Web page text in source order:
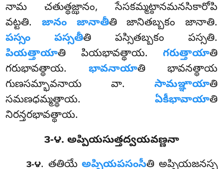
నామ చతుత్థజ్ఝానం, సేసకమ్మట్ఠానమనసికారోపి
వట్టతి. జానం జానాతీతి జానితబ్బకం జానాతి.
పస్సం పస్సతీతి పస్సితబ్బకం పస్సతి.
పియత్తాయాతి పియభావత్థాయ. గరుత్తాయాతి
గరుభావత్థాయ. భావనాయాతి భావనత్థాయ
గుణసమ్భావనాయ వా. సామఞ్ఞాయాతి
సమణధమ్మత్థాయ. ఏకీభావాయాతి
నిరన్తరభావత్థాయ.
౩-౪. అప్పియసుత్తద్వయవణ్ణనా
౩-౪. తతియేఅప్పియపసంసీతి అప్పియజనస్స